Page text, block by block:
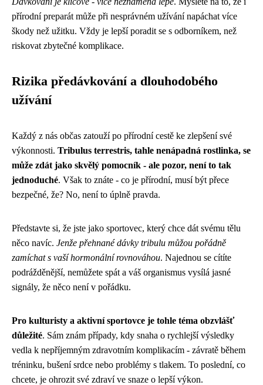
přírodní preparát může při nesprávném užívání napáchat více
škody než užitku. Vždy je lepší poradit se s odborníkem, než
riskovat zbytečné komplikace.
Rizika předávkování a dlouhodobého
užívání
Každý z nás občas zatouží po přírodní cestě ke zlepšení své
výkonnosti. Tribulus terrestris, tahle nenápadná rostlinka, se
může zdát jako skvělý pomocník - ale pozor, není to tak
jednoduché. Však to znáte - co je přírodní, musí být přece
bezpečné, že? No, není to úplně pravda.
Představte si, že jste jako sportovec, který chce dát svému tělu
něco navíc. Jenže přehnané dávky tribulu můžou pořádně
zamíchat s vaší hormonální rovnováhou. Najednou se cítíte
podrážděnější, nemůžete spát a váš organismus vysílá jasné
signály, že něco není v pořádku.
Pro kulturisty a aktivní sportovce je tohle téma obzvlášť
důležité. Sám znám případy, kdy snaha o rychlejší výsledky
vedla k nepříjemným zdravotním komplikacím - závratě během
tréninku, bušení srdce nebo problémy s tlakem. To poslední, co
chcete, je ohrozit své zdraví ve snaze o lepší výkon.